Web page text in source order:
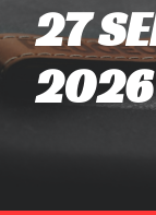
27
2026